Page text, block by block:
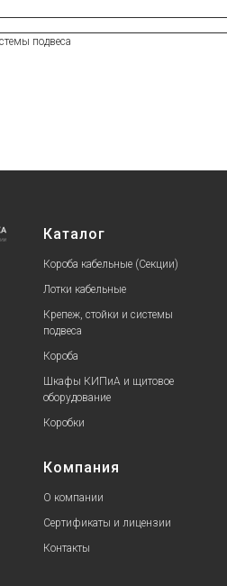
подвеса
Каталог
Короба кабельные (Секции)
Лотки кабельные
Крепеж, стойки и системы
подвеса
Короба
Шкафы КИПиА и щитовое
оборудование
Коробки
Компания
О компании
Сертификаты и лицензии
Контакты